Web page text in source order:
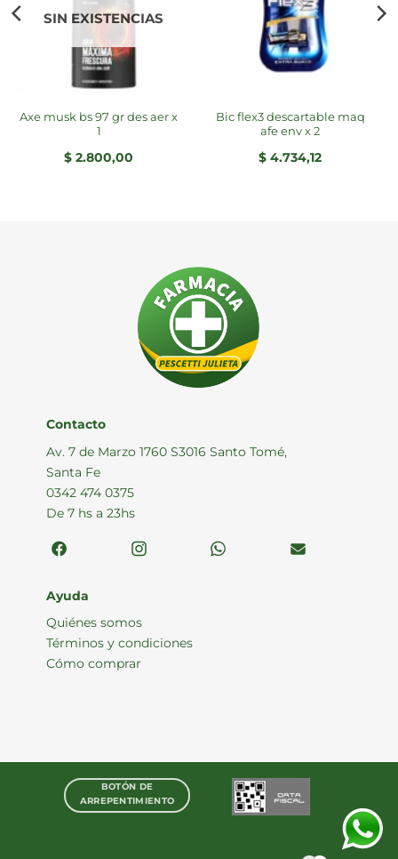
SIN EXISTENCIAS
axe musk bs 97 gr des aer x
1
$ 2.800,00
bic flex3 descartable maq
afe env x 2
$ 4.734,12
Contacto
Av. 7 de Marzo 1760 S3016 Santo Tomé,
Santa Fe
0342 474 0375
De 7 hs a 23hs
Ayuda
Quiénes somos
Términos y condiciones
Cómo comprar
BOTÓN DE
ARREPENTIMIENTO